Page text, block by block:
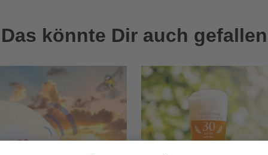
Das könnte Dir auch gefallen